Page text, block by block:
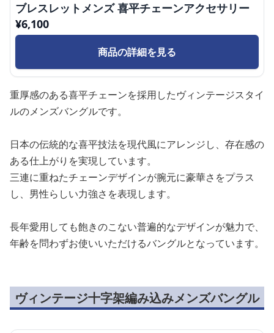
ブレスレットメンズ 喜平チェーンアクセサリー
¥6,100
商品の詳細を見る
重厚感のある喜平チェーンを採用したヴィンテージスタイ
ルのメンズバングルです。
日本の伝統的な喜平技法を現代風にアレンジし、存在感の
ある仕上がりを実現しています。
三連に重ねたチェーンデザインが腕元に豪華さをプラス
し、男性らしい力強さを表現します。
長年愛用しても飽きのこない普遍的なデザインが魅力で、
年齢を問わずお使いいただけるバングルとなっています。
ヴィンテージ十字架編み込みメンズバングル